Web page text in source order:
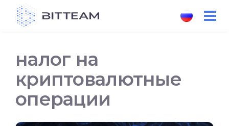
налог на
криптовалютные
операции